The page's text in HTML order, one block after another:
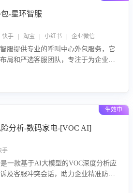
-星环智服
手 | 淘宝 | 小红书 | 企业微信
服提供专业的呼叫中心外包服务，它
局和严选客服团队，专注于为企业提
服服务效率和质量，帮助企业实现降
生效中
分析-数码家电-[VOC AI]
一款基于AI大模型的VOC深度分析应
及客服冲突会话，助力企业精准防控